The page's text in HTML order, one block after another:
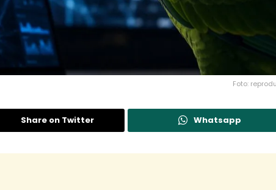
Foto:
Share on Twitter Whatsapp